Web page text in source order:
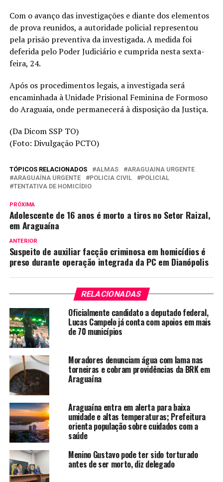
Com o avanço das investigações e diante dos elementos
de prova reunidos, a autoridade policial representou
pela prisão preventiva da investigada. A medida foi
deferida pelo Poder Judiciário e cumprida nesta sexta-
feira, 24.
Após os procedimentos legais, a investigada será
encaminhada à Unidade Prisional Feminina de Formoso
do Araguaia, onde permanecerá à disposição da Justiça.
(Da Dicom SSP TO)
(Foto: Divulgação PCTO)
TÓPICOS RELACIONADOS ALMAS
ARAGUAINA URGENTE
ARAGUAÍNA URGENTE
POLICIA CIVIL
POLICIAL
TENTATIVA DE HOMICÍDIO
PRÓXIMA
Adolescente de 16 anos é morto a tiros no Setor Raizal,
em Araguaína
ANTERIOR
Suspeito de auxiliar facção criminosa em homicídios é
preso durante operação integrada da PC em Dianópolis
RELACIONADAS
Oficialmente candidato a deputado federal,
Lucas Campelo já conta com apoios em mais
de 70 municípios
Moradores denunciam água com lama nas
torneiras e cobram providências da BRK em
Araguaína
Araguaína entra em alerta para baixa
umidade e altas temperaturas; Prefeitura
orienta população sobre cuidados com a
saúde
Menino Gustavo pode ter sido torturado
antes de ser morto, diz delegado